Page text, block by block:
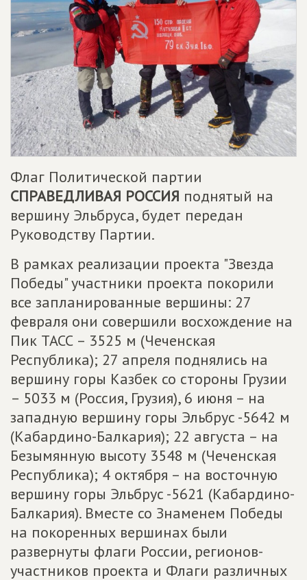
Флаг Политической партии
СПРАВЕДЛИВАЯ РОССИЯ поднятый на
вершину Эльбруса, будет передан
Руководству Партии.
В рамках реализации проекта "Звезда
Победы" участники проекта покорили
все запланированные вершины: 27
февраля они совершили восхождение на
Пик ТАСС – 3525 м (Чеченская
Республика); 27 апреля поднялись на
вершину горы Казбек со стороны Грузии
– 5033 м (Россия, Грузия), 6 июня – на
западную вершину горы Эльбрус -5642 м
(Кабардино-Балкария); 22 августа – на
Безымянную высоту 3548 м (Чеченская
Республика); 4 октября – на восточную
вершину горы Эльбрус -5621 (Кабардино-
Балкария). Вместе со Знаменем Победы
на покоренных вершинах были
развернуты флаги России, регионов-
участников проекта и Флаги различных